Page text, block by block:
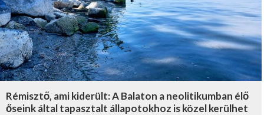
Rémisztő, ami kiderült: A Balaton a neolitikumban élő
őseink által tapasztalt állapotokhoz is közel kerülhet